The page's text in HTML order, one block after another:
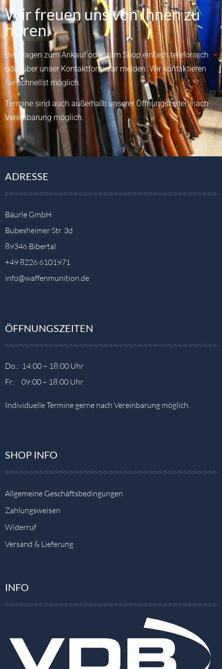
Wir freuen uns von Ihnen zu
hören.
Bei Fragen zum Ankauf oder zum Shop einfach telefonisch
oder über unser Kontaktformularmelden.Wir kontaktieren
Sie schnellst möglich.
Termine sind auch außerhalb unserer Öffnungszeiten nach
Vereinbarung möglich.
ADRESSE
Bäurle GmbH
Bubesheimer Str. 3d
89346 Bibertal
+49 8226 6101971
info@waffenmunition.de
ÖFFNUNGSZEITEN
Do.: 14:00 – 18:00 Uhr
Fr.: 09:00 – 18:00 Uhr
Individuelle Termine gerne nach Vereinbarung möglich.
SHOP INFO
Allgemeine Geschäftsbedingungen
Zahlungsweisen
Widerruf
Versand & Lieferung
INFO